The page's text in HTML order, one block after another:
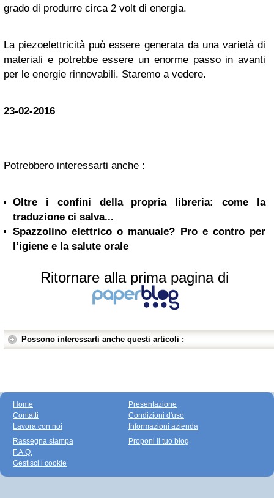
grado di produrre circa 2 volt di energia.
La piezoelettricità può essere generata da una varietà di
materiali e potrebbe essere un enorme passo in avanti
per le energie rinnovabili. Staremo a vedere.
23-02-2016
Potrebbero interessarti anche :
Oltre i confini della propria libreria: come la
traduzione ci salva...
Spazzolino elettrico o manuale? Pro e contro per
l’igiene e la salute orale
Ritornare alla prima pagina di
Possono interessarti anche questi articoli :
Home
Contatti
Lavora con noi
Presentazione
Condizioni d'uso
Informazioni azienda
Rassegna stampa
F.A.Q.
Gestisci i cookie
Proponi il tuo blog